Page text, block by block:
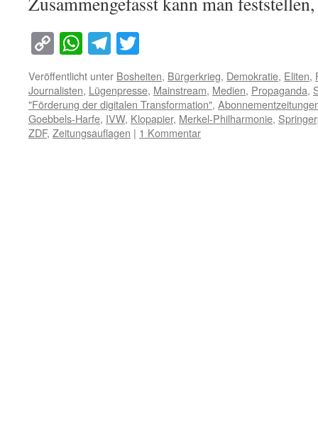
Copy
Link
WhatsApp
Telegram
Veröffentlicht unter Bosheiten, Bürgerkrieg, Demokratie, Eliten,
Journalisten, Lügenpresse, Mainstream, Medien, Propaganda,
"Förderung der digitalen Transformation",
Goebbels-Harfe, IVW, Klopapier, Merkel-Philharmonie,
ZDF, Zeitungsauflagen | 1 Kommentar